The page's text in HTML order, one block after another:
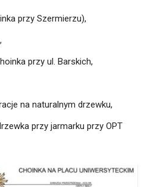
przy Szermierzu),
,
przy ul. Barskich,
na naturalnym drzewku,
przy jarmarku przy OPT